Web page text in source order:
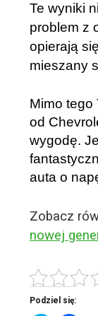
Te wyniki
problem z
opierają
mieszany
Mimo tego
od
wygodę.
auta o
Zobacz
nowej
Podziel się: